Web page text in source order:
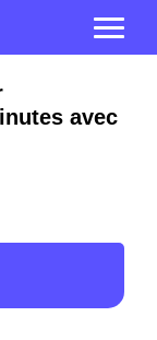
avec